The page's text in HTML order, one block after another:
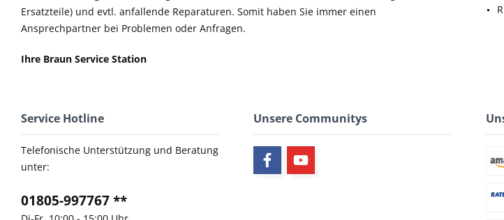
Ersatzteile) und evtl. anfallende Reparaturen. Somit haben Sie immer einen
Ansprechpartner bei Problemen oder Anfragen.
Ihre Braun Service Station
Service Hotline
Telefonische Unterstützung und Beratung
unter:
01805-997767 **
Unsere Communitys